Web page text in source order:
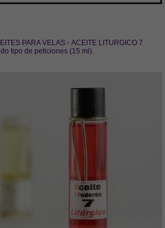
PARA VELAS
ACEITE LITURGICO 7
tipo de peticiones (15 ml).